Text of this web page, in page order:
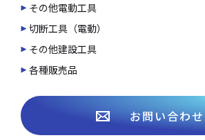
その他電動工具
切断工具（電動）
その他建設工具
各種販売品
お問い合わせ